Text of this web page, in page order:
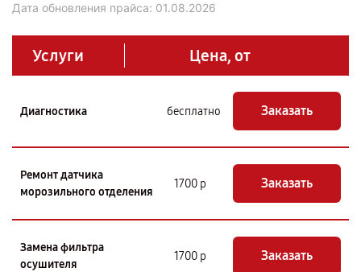
Дата обновления прайса: 01.08.2026
Услуги Цена, от
Диагностика бесплатно Заказать
Ремонт датчика
морозильного отделения
1700 р Заказать
Замена фильтра
осушителя
1700 р Заказать